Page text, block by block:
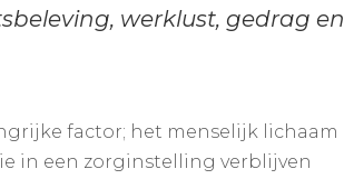
werklust, gedrag en
factor; het menselijk lichaam
in een zorginstelling verblijven